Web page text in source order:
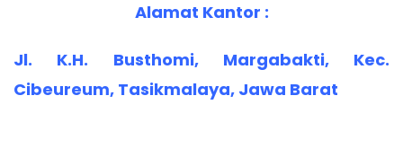
Alamat Kantor :
Jl. K.H. Busthomi, Margabakti, Kec.
Cibeureum, Tasikmalaya, Jawa Barat